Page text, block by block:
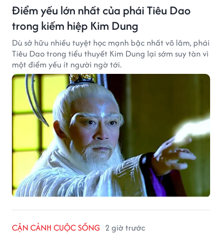
Điểm yếu lớn nhất của phái Tiêu Dao
trong kiếm hiệp Kim Dung
Dù sở hữu nhiều tuyệt học mạnh bậc nhất võ lâm, phái
Tiêu Dao trong tiểu thuyết Kim Dung lại sớm suy tàn vì
một điểm yếu ít người ngờ tới.
CẬN CẢNH CUỘC SỐNG 2 giờ trước